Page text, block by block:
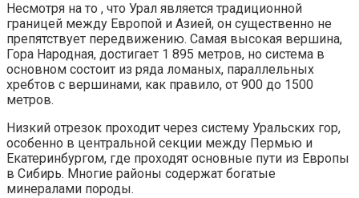
Несмотря на то , что Урал является традиционной
границей между Европой и Азией, он существенно не
препятствует передвижению. Самая высокая вершина,
Гора Народная, достигает 1 895 метров, но система в
основном состоит из ряда ломаных, параллельных
хребтов с вершинами, как правило, от 900 до 1500
метров.
Низкий отрезок проходит через систему Уральских гор,
особенно в центральной секции между Пермью и
Екатеринбургом, где проходят основные пути из Европы
в Сибирь. Многие районы содержат богатые
минералами породы.